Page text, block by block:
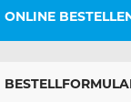
ONLINE BESTELLEN